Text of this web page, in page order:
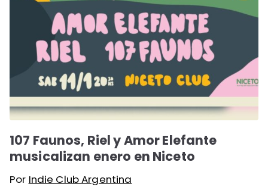
107 Faunos, Riel y Amor Elefante
musicalizan enero en Niceto
Por Indie Club Argentina